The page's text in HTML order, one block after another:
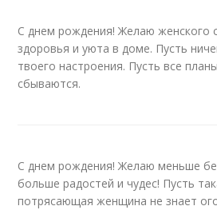
С днем рождения! Желаю женского
здоровья и уюта в доме. Пусть
твоего настроения. Пусть все
сбываются.
С днем рождения! Желаю меньше
больше радостей и чудес! Пусть
потрясающая женщина не знает